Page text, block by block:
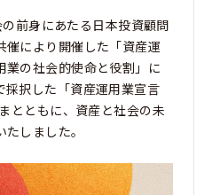
前身にあたる日本投資顧問
催により開催した「資産運
業の社会的使命と役割」に
採択した「資産運用業宣言
とともに、資産と社会の未
しました。